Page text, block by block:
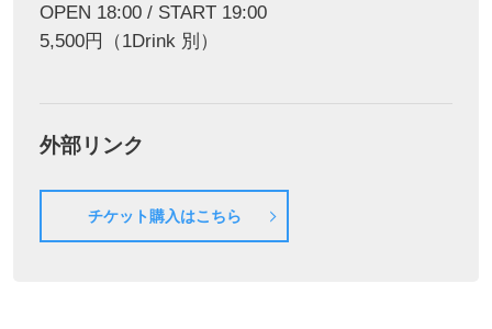
OPEN 18:00 / START 19:00
5,500円（1Drink 別）
外部リンク
チケット購入はこちら